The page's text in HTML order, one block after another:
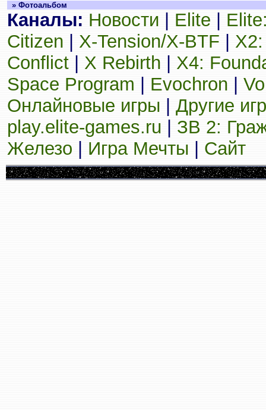
» Фотоальбом
Каналы: Новости Elite
Citizen
X-Tension/X-BTF
Conflict
X Rebirth
X4:
Space Program
Evochron
Онлайновые игры
Другие
play.elite-games.ru
ЗВ 2:
Железо
Игра Мечты Сайт